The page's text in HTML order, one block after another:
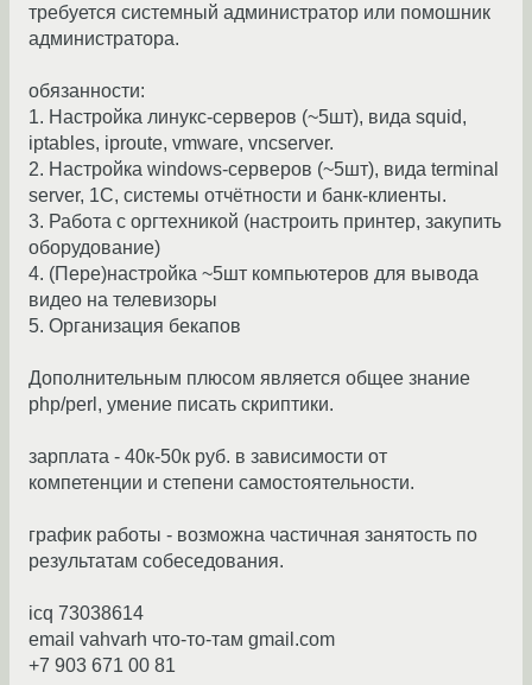
требуется системный администратор или помошник
администратора.
обязанности:
1. Настройка линукс-серверов (~5шт), вида squid,
iptables, iproute, vmware, vncserver.
2. Настройка windows-серверов (~5шт), вида terminal
server, 1C, системы отчётности и банк-клиенты.
3. Работа с оргтехникой (настроить принтер, закупить
оборудование)
4. (Пере)настройка ~5шт компьютеров для вывода
видео на телевизоры
5. Организация бекапов
Дополнительным плюсом является общее знание
php/perl, умение писать скриптики.
зарплата - 40к-50к руб. в зависимости от
компетенции и степени самостоятельности.
график работы - возможна частичная занятость по
результатам собеседования.
icq 73038614
email vahvarh что-то-там gmail.com
+7 903 671 00 81